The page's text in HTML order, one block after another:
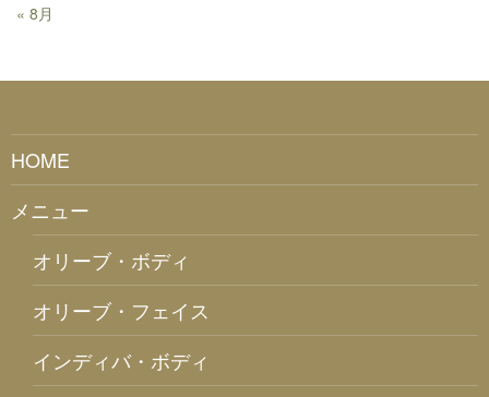
« 8月
HOME
メニュー
オリーブ・ボディ
オリーブ・フェイス
インディバ・ボディ